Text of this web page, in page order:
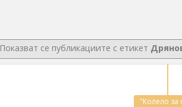
Показват се публикациите с етикет
"Колело за